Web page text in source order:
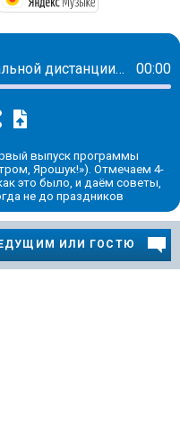
День рождения на социальной дистанции и в масках 00:00
выпуск программы
Ярошук!»). Отмечаем 4-
это было, и даём советы,
не до праздников
ИЛИ ГОСТЮ